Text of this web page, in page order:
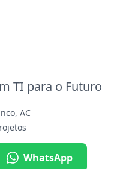
TI para o Futuro
AC
WhatsApp